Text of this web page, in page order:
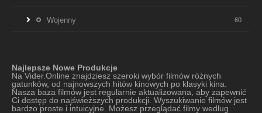
Wojenny 60
Najlepsze Nowe Produkcje
Na Vider.Online znajdziesz szeroki wybór filmów różnych
gatunków, od najnowszych hitów kinowych po klasyki kina.
Nasza baza filmów jest regularnie aktualizowana, aby zapewnić
Ci dostęp do najświeższych produkcji. Wyszukiwanie filmów jest
bardzo proste i intuicyjne. Możesz przeglądać filmy według